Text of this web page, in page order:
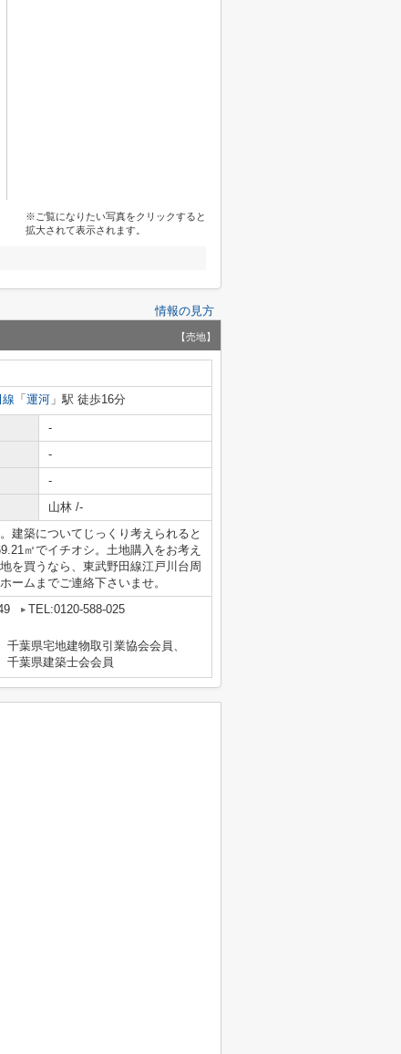
※ご覧になりたい写真をクリックすると
拡大されて表示されます。
情報の見方
【売地】
「 運河 」駅 徒歩16分
-
-
-
山林 /-
建築についてじっくり考えられると
㎡でイチオシ。土地購入をお考え
を買うなら、東武野田線江戸川台周
ームまでご連絡下さいませ。
TEL:0120-588-025
葉県宅地建物取引業協会会員、
千葉県建築士会会員